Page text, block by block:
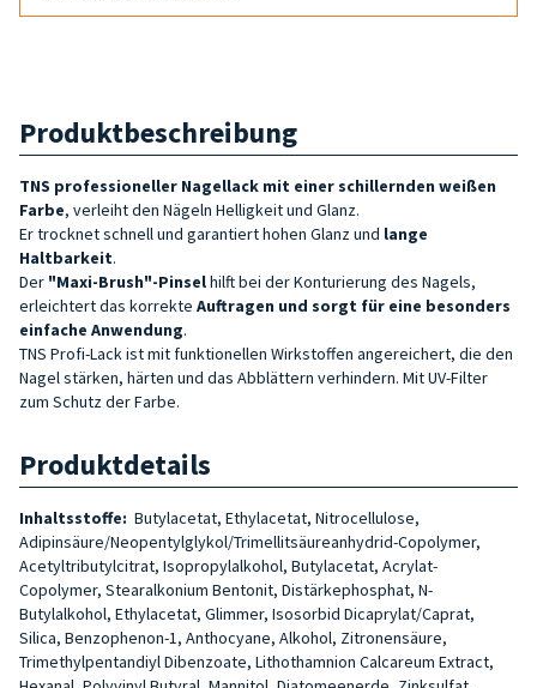
Produktbeschreibung
TNS professioneller Nagellack mit einer schillernden weißen
Farbe, verleiht den Nägeln Helligkeit und Glanz.
Er trocknet schnell und garantiert hohen Glanz und lange
Haltbarkeit.
Der "Maxi-Brush"-Pinselhilft bei der Konturierung des Nagels,
erleichtert das korrekte Auftragen und sorgt für eine besonders
einfache Anwendung.
TNS Profi-Lack ist mit funktionellen Wirkstoffen angereichert, die den
Nagel stärken, härten und das Abblättern verhindern. Mit UV-Filter
zum Schutz der Farbe.
Produktdetails
Inhaltsstoffe: Butylacetat, Ethylacetat, Nitrocellulose,
Adipinsäure/Neopentylglykol/Trimellitsäureanhydrid-Copolymer,
Acetyltributylcitrat, Isopropylalkohol, Butylacetat, Acrylat-
Copolymer, Stearalkonium Bentonit, Distärkephosphat, N-
Butylalkohol, Ethylacetat, Glimmer, Isosorbid Dicaprylat/Caprat,
Silica, Benzophenon-1, Anthocyane, Alkohol, Zitronensäure,
Trimethylpentandiyl Dibenzoate, Lithothamnion Calcareum Extract,